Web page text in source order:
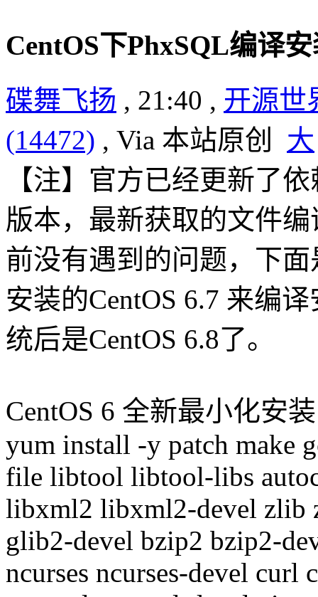
CentOS下PhxSQL编译
碟舞飞扬 , 21:40 , 开源世
(14472) , Via 本站原创 大
【注】官方已经更新了
版本，最新获取的文件
前没有遇到的问题，下
安装的CentOS 6.7 来编
统后是CentOS 6.8了。
CentOS 6 全新最小化安
yum install -y patch make
file libtool libtool-libs
libxml2 libxml2-devel zlib
glib2-devel bzip2 bzip2-
ncurses ncurses-devel